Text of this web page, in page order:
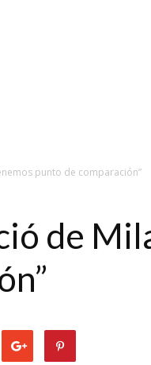
punto de comparación”
de